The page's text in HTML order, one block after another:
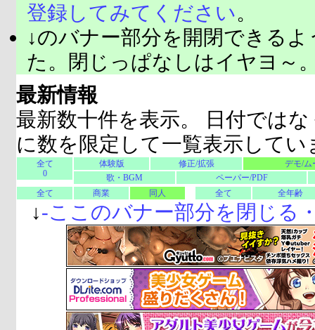
登録してみてください。
↓のバナー部分を開閉できる
た。閉じっぱなしはイヤヨ～
最新情報
最新数十件を表示。 日付では
に数を限定して一覧表示してい
全て
0
体験版 修正/拡張
デモ/ム
歌・BGM
ペーパー/PDF
全て
商業 同人 全て 全年齢
↓-ここのバナー部分を閉じる